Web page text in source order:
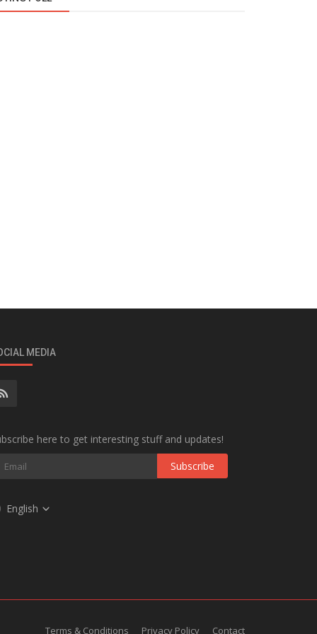
MEDIA
here to get interesting stuff and updates!
Subscribe
English
Terms & Conditions Privacy Policy Contact